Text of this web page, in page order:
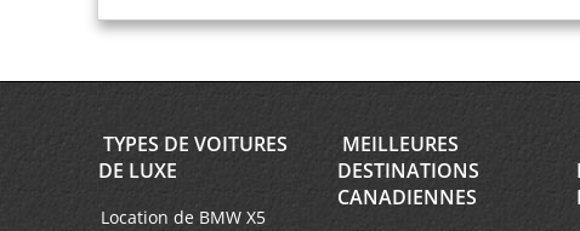
TYPES DE VOITURES
DE LUXE
Location de BMW X5
MEILLEURES
DESTINATIONS
CANADIENNES